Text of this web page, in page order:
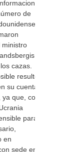
de
ministro
cazas.
resultó
su cuenta
que, con
para
en
sede en